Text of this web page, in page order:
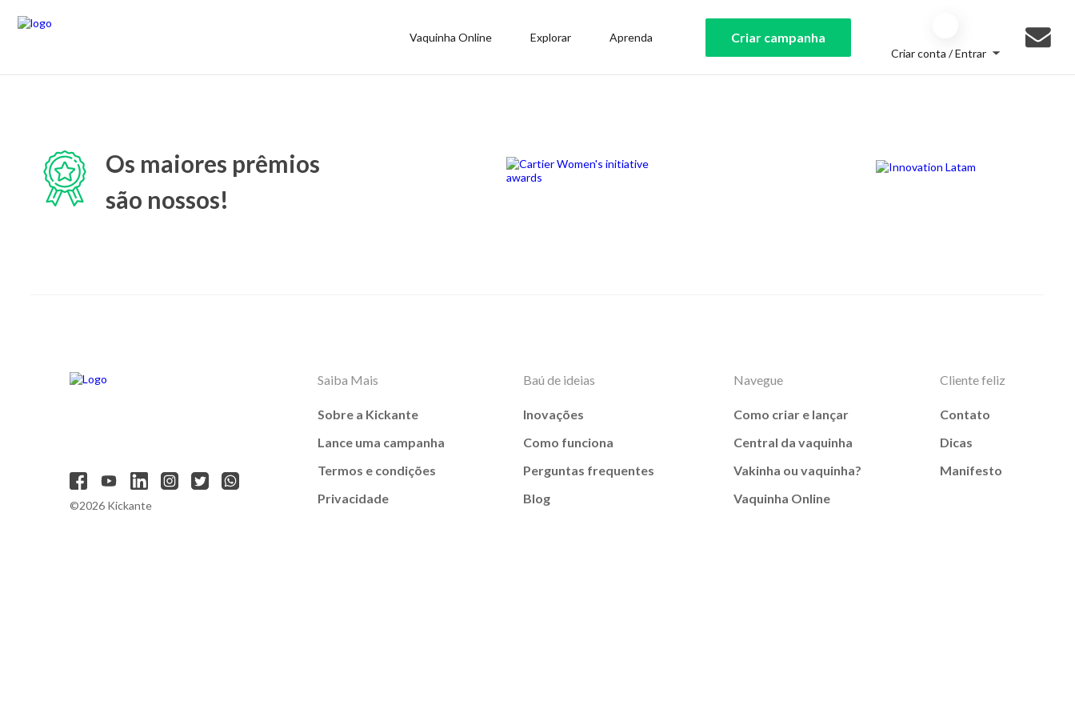
Vaquinha Online Explorar Aprenda Criar campanha
Criar conta / Entrar
Os maiores prêmios
são nossos!
©2026 Kickante
Saiba Mais
Sobre a Kickante
Lance uma campanha
Termos e condições
Privacidade
Baú de ideias
Inovações
Como funciona
Perguntas frequentes
Blog
Navegue
Como criar e lançar
Central da vaquinha
Vakinha ou vaquinha?
Vaquinha Online
Cliente feliz
Contato
Dicas
Manifesto